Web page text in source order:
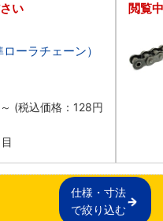
い
ーラチェーン）
～ (税込価格： 128円
閲覧
仕様・寸法
で絞り込む